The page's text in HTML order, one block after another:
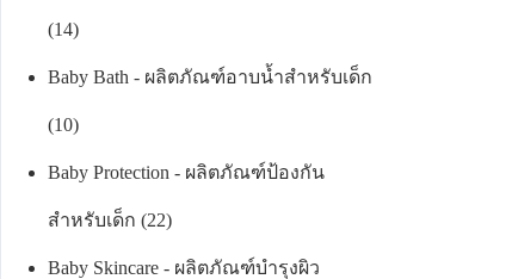
14
Baby Bath - ผลิตภัณฑ์อาบน้ำสำหรับเด็ก
10
Baby Protection - ผลิตภัณฑ์ป้องกัน
สำหรับเด็ก 22
Baby Skincare - ผลิตภัณฑ์บำรุงผิว